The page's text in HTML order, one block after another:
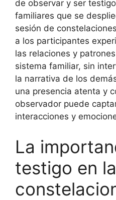
de observar y ser
familiares que se
sesión de
a los participantes
las relaciones y
sistema familiar, sin
la narrativa de los
una presencia atenta y
observador puede
interacciones y
La
testigo en